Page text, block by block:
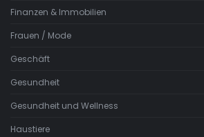
Finanzen & Immobilien
Frauen / Mode
Geschäft
Gesundheit
Gesundheit und Wellness
Haustiere